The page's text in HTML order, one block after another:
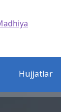
Hujjatlar